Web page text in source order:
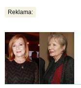
Reklama: